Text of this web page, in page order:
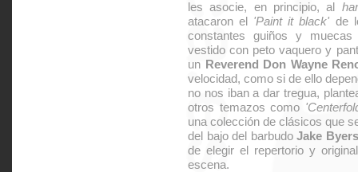
les asocie, en principio, al
atacaron el 'Paint it black' de
constantes guiños y
vestido con peto vaquero y
un Reverend Don Wayne
velocidad, como si de ello
no nos iban a dar tregua,
otros temazos como
una colección de clásicos que
del bajo del barbudo Jake Byers
de elegir el repertorio y
escena.